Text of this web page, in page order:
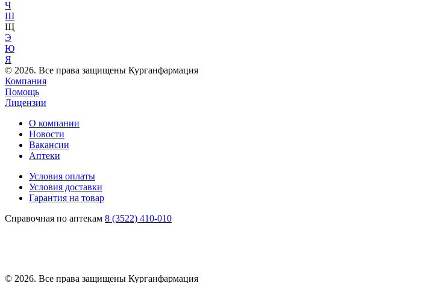
Ч
Ш
Щ
Э
Ю
Я
© 2026. Все права защищены Курганфармация
Компания
Помощь
Лицензии
О компании
Новости
Вакансии
Аптеки
Условия оплаты
Условия доставки
Гарантия на товар
Справочная по аптекам 8 (3522) 410-010
© 2026. Все права защищены Курганфармация